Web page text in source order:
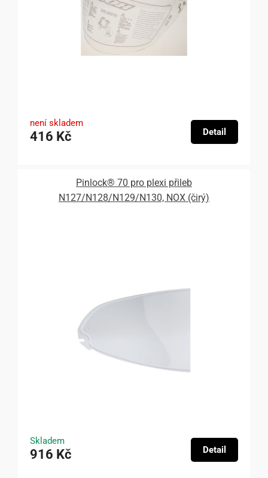
není skladem
416 Kč Detail
Pinlock® 70 pro plexi přileb
N127/N128/N129/N130, NOX (čirý)
Skladem
916 Kč Detail